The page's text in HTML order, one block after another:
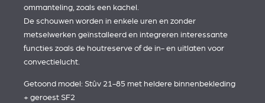
ommanteling, zoals een kachel.
De schouwen worden in enkele uren en zonder
metselwerken geïnstalleerd en integreren interessante
functies zoals de houtreserve of de in- en uitlaten voor
convectielucht.
Getoond model: Stûv 21-85 met heldere binnenbekleding
+ geroest SF2